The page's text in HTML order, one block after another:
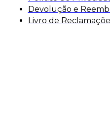
Devolução e
Livro de